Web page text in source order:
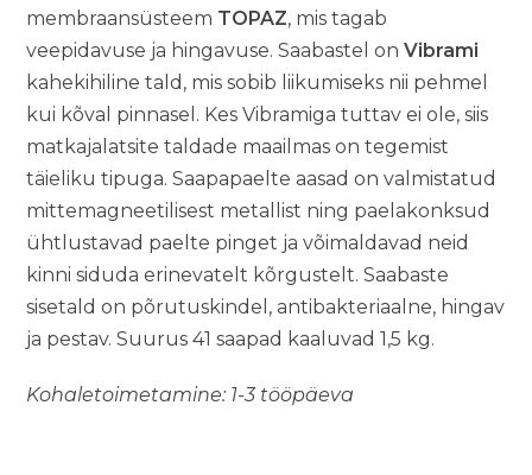
membraansüsteem TOPAZ, mis tagab
veepidavuse ja hingavuse. Saabastel onVibrami
kahekihiline tald, mis sobib liikumiseks nii pehmel
kui kõval pinnasel. Kes Vibramiga tuttav ei ole, siis
matkajalatsite taldade maailmas on tegemist
täieliku tipuga. Saapapaelte aasad on valmistatud
mittemagneetilisest metallist ning paelakonksud
ühtlustavad paelte pinget ja võimaldavad neid
kinni siduda erinevatelt kõrgustelt. Saabaste
sisetald on põrutuskindel, antibakteriaalne, hingav
ja pestav. Suurus 41 saapad kaaluvad 1,5 kg.
Kohaletoimetamine: 1-3 tööpäeva